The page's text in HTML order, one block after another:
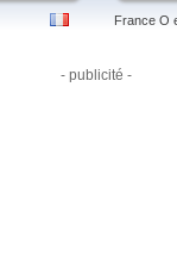
France O
- publicité -